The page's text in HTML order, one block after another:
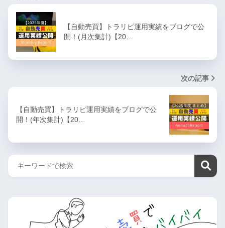
【自動売買】トラリピ運用実績をブログで公
開！(月次集計)【20…
次の記事
【自動売買】トラリピ運用実績をブログで公
開！(年次集計)【20…